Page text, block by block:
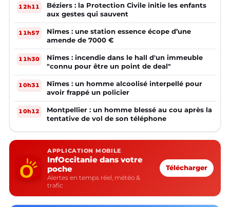
12h11
Béziers : la Protection Civile initie les enfants
aux gestes qui sauvent
11h57
Nîmes : une station essence écope d’une
amende de 7000 €
11h30
Nîmes : incendie dans le hall d'un immeuble
"connu pour être un point de deal"
10h31
Nîmes : un homme alcoolisé interpellé pour
avoir frappé un policier
10h12
Montpellier : un homme blessé au cou après la
tentative de vol de son téléphone
APPLICATION MOBILE
InfOccitanie dans votre
poche
Alertes en temps réel, météo &
trafic
Télécharger